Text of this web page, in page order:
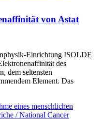
von Astat
Einrichtung ISOLDE
des
dem seltensten
Element. Das